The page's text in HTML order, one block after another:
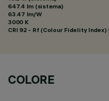
647.4 lm (sistema)
63.47 lm/W
3000 K
CRI 92 - Rf (Colour Fidelity Index)
COLORE